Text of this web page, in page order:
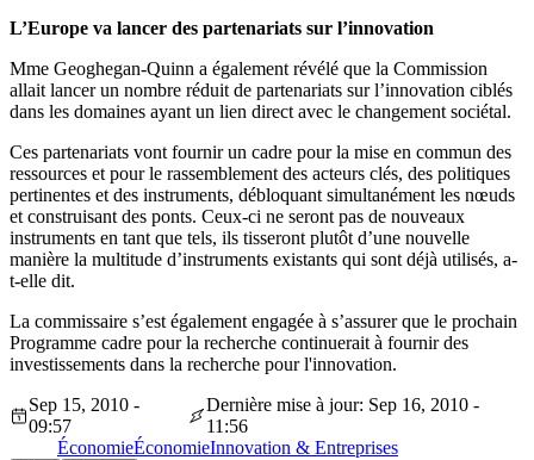
L’Europe va lancer des partenariats sur l’innovation
Mme Geoghegan-Quinn a également révélé que la Commission
allait lancer un nombre réduit de partenariats sur l’innovation ciblés
dans les domaines ayant un lien direct avec le changement sociétal.
Ces partenariats vont fournir un cadre pour la mise en commun des
ressources et pour le rassemblement des acteurs clés, des politiques
pertinentes et des instruments, débloquant simultanément les nœuds
et construisant des ponts. Ceux-ci ne seront pas de nouveaux
instruments en tant que tels, ils tisseront plutôt d’une nouvelle
manière la multitude d’instruments existants qui sont déjà utilisés, a-
t-elle dit.
La commissaire s’est également engagée à s’assurer que le prochain
Programme cadre pour la recherche continuerait à fournir des
investissements dans la recherche pour l'innovation.
Sep 15, 2010 -
09:57
Dernière mise à jour: Sep 16, 2010 -
11:56
ÉconomieÉconomieInnovation & Entreprises